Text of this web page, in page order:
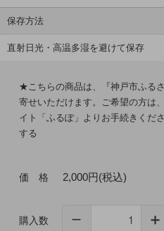
保存方法
直射日光・高温多湿を避けて保存
★こちらの商品は、『神戸市ふる
寄せいただけます。ご希望の方は
イト「ふるぽ」よりお手続きくださ
する
価 格 2,000円(税込)
購入数